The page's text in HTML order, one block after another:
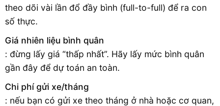
theo dõi vài lần đổ đầy bình (full-to-full) để ra con
số thực.
Giá nhiên liệu bình quân
: đừng lấy giá “thấp nhất”. Hãy lấy mức bình quân
gần đây để dự toán an toàn.
Chi phí gửi xe/tháng
: nếu bạn có gửi xe theo tháng ở nhà hoặc cơ quan,